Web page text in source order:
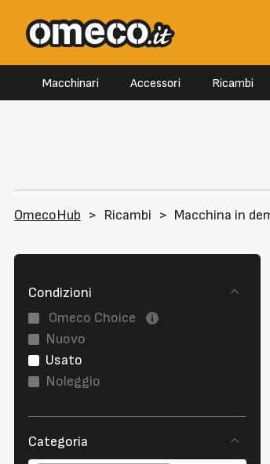
Macchinari Accessori Ricambi
OmecoHub > Ricambi > Macchina in
Condizioni
Omeco Choice
Nuovo
Usato
Noleggio
Categoria